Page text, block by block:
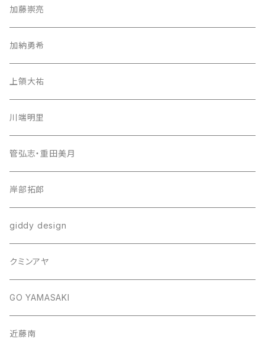
加藤崇亮
加納勇希
上領大祐
川端明里
管弘志・重田美月
岸部拓郎
giddy design
クミンアヤ
GO YAMASAKI
近藤南